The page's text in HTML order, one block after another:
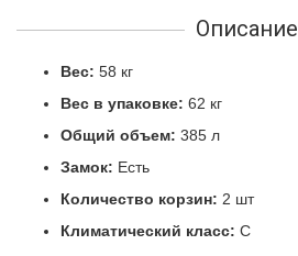
Описание
Вес: 58 кг
Вес в упаковке: 62 кг
Общий объем: 385 л
Замок: Есть
Количество корзин: 2 шт
Климатический класс: C